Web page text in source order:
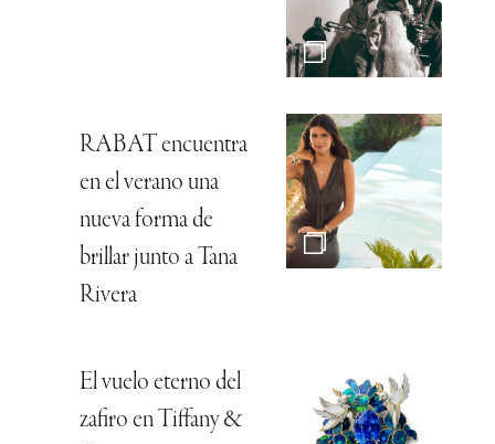
RABAT encuentra
en el verano una
nueva forma de
brillar junto a Tana
Rivera
El vuelo eterno del
zafiro en Tiffany &